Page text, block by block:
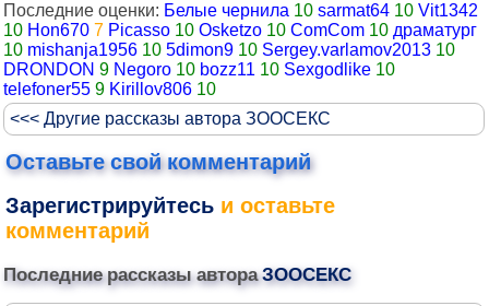
Последние оценки: Белые чернила 10 sarmat64 10 Vit1342
10 Hon670 7 Picasso 10 Osketzo 10 ComCom 10 драматург
10 mishanja1956 10 5dimon9 10 Sergey.varlamov2013 10
DRONDON 9 Negoro 10 bozz11 10 Sexgodlike 10
telefoner55 9 Kirillov806 10
<<< Другие рассказы автора ЗООСЕКС
Оставьте свой комментарий
Зарегистрируйтесь и оставьте
комментарий
Последние рассказы автораЗООСЕКС